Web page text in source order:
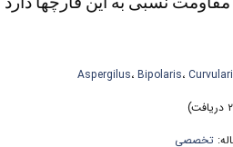
نسبی به این قارچها
Aspergilus، Bipolaris،
تخصصي